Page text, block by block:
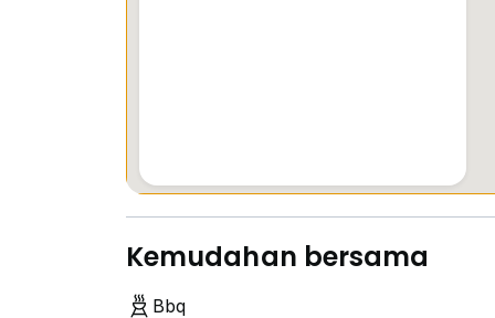
Kemudahan bersama
Bbq